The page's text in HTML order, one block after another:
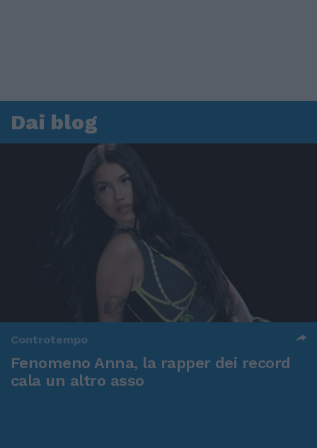
Dai blog
Controtempo
Fenomeno Anna, la rapper dei record
cala un altro asso